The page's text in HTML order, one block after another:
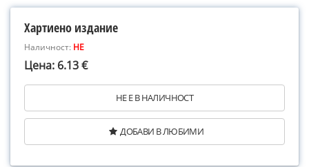
Хартиено издание
Наличност: НЕ
Цена: 6.13 €
НЕ Е В НАЛИЧНОСТ
ДОБАВИ В ЛЮБИМИ